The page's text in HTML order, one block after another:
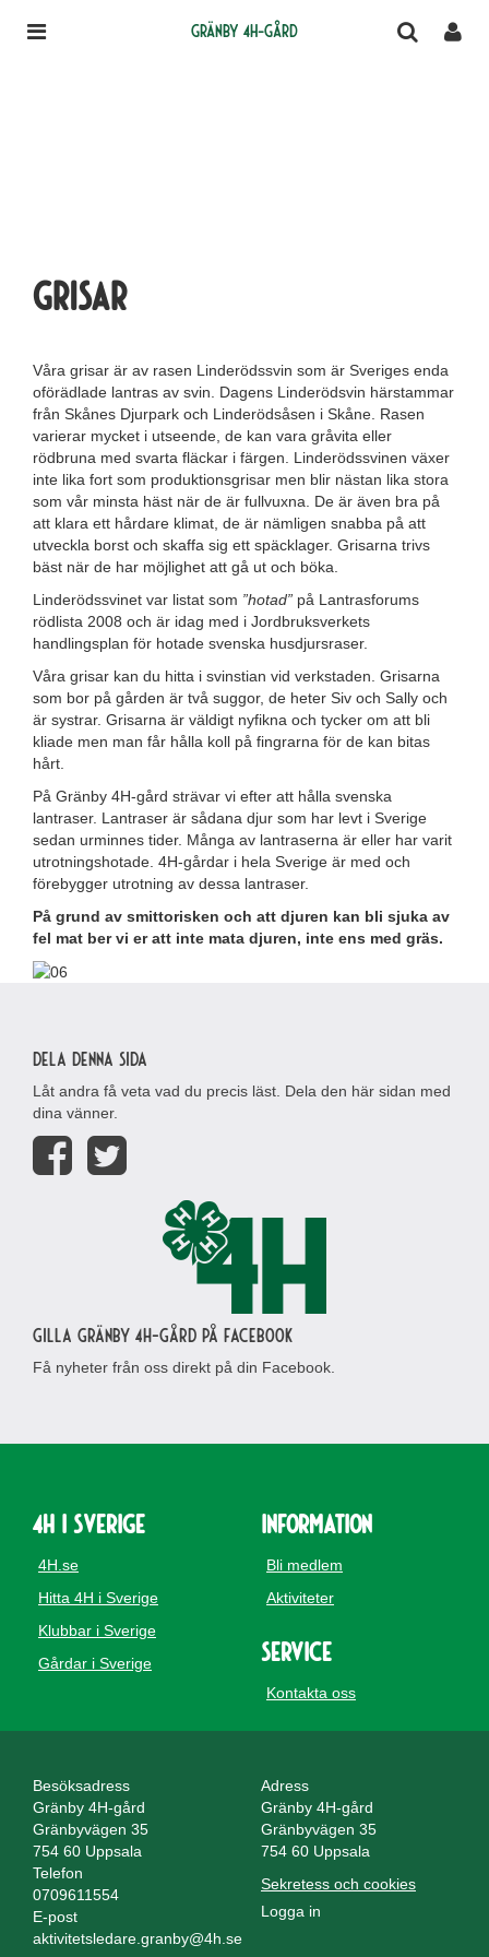
Gränby 4H-gård
Grisar
Våra grisar är av rasen Linderödssvin som är Sveriges enda
oförädlade lantras av svin. Dagens Linderödsvin härstammar
från Skånes Djurpark och Linderödsåsen i Skåne. Rasen
varierar mycket i utseende, de kan vara gråvita eller
rödbruna med svarta fläckar i färgen. Linderödssvinen växer
inte lika fort som produktionsgrisar men blir nästan lika stora
som vår minsta häst när de är fullvuxna. De är även bra på
att klara ett hårdare klimat, de är nämligen snabba på att
utveckla borst och skaffa sig ett späcklager. Grisarna trivs
bäst när de har möjlighet att gå ut och böka.
Linderödssvinet var listat som ”hotad” på Lantrasforums
rödlista 2008 och är idag med i Jordbruksverkets
handlingsplan för hotade svenska husdjursraser.
Våra grisar kan du hitta i svinstian vid verkstaden. Grisarna
som bor på gården är två suggor, de heter Siv och Sally och
är systrar. Grisarna är väldigt nyfikna och tycker om att bli
kliade men man får hålla koll på fingrarna för de kan bitas
hårt.
På Gränby 4H-gård strävar vi efter att hålla svenska
lantraser. Lantraser är sådana djur som har levt i Sverige
sedan urminnes tider. Många av lantraserna är eller har varit
utrotningshotade. 4H-gårdar i hela Sverige är med och
förebygger utrotning av dessa lantraser.
På grund av smittorisken och att djuren kan bli sjuka av
fel mat ber vi er att inte mata djuren, inte ens med gräs.
Dela denna sida
Låt andra få veta vad du precis läst. Dela den här sidan med
dina vänner.
Gilla Gränby 4H-gård på Facebook
Få nyheter från oss direkt på din Facebook.
4H i Sverige
4H.se
Hitta 4H i Sverige
Klubbar i Sverige
Gårdar i Sverige
Information
Bli medlem
Aktiviteter
Service
Kontakta oss
Besöksadress
Gränby 4H-gård
Gränbyvägen 35
754 60 Uppsala
Adress
Gränby 4H-gård
Gränbyvägen 35
754 60 Uppsala
Telefon
0709611554
E-post
aktivitetsledare.granby@4h.se
Sekretess och cookies
Logga in